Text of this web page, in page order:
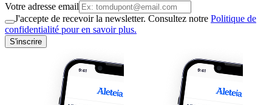
Votre adresse email
J'accepte de recevoir la newsletter. Consultez notre Politique de
confidentialité pour en savoir plus.
S'inscrire